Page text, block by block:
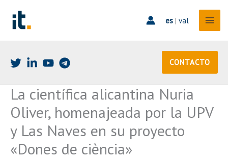
contenido
es| val
CONTACTO
La científica alicantina Nuria
Oliver, homenajeada por la UPV
y Las Naves en su proyecto
«Dones de ciència»